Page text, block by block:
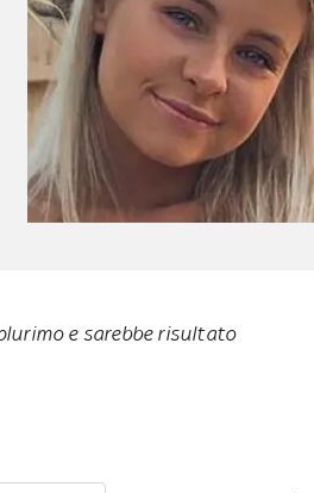
e sarebbe risultato